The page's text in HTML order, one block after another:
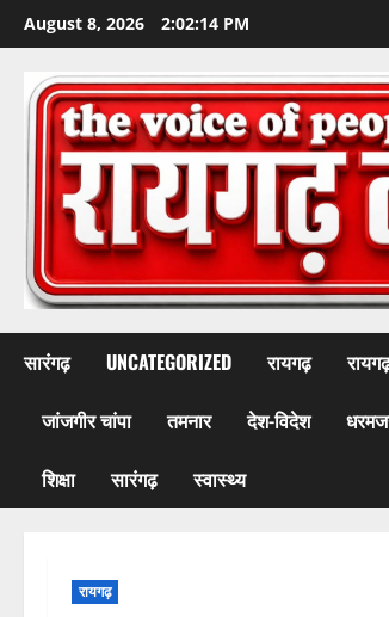
Skip
to
content
August 8, 2026 2:02:17 PM
सारंगढ़ UNCATEGORIZED रायगढ़
जांजगीर चांपा तमनार देश-विदेश
शिक्षा सारंगढ़ स्वास्थ्य
रायगढ़